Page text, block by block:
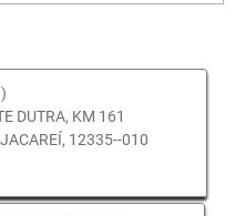
DUTRA, KM 161
12335--010